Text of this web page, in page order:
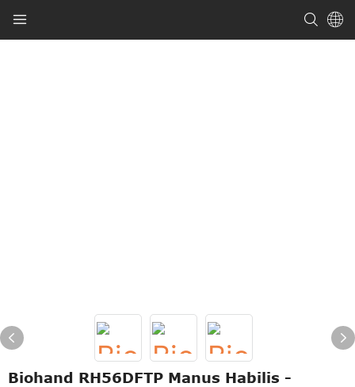
Biohand RH56DFTP Manus Habilis -